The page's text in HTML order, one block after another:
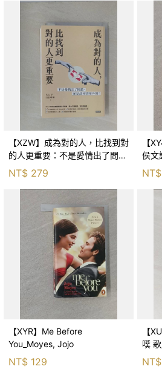
【XZW】成為對的人，比找到對
的人更重要：不是愛情出了問
題，而是認知需要升級！_Mr. P
NT$ 279
【
侯文
己】
NT$
【XYR】Me Before
You_Moyes, Jojo
NT$ 129
【
噗
株式
NT$